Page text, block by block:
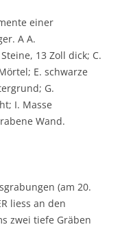
einer
A A.
13 Zoll dick; C.
E. schwarze
G.
I. Masse
Wand.
(am 20.
liess an den
zwei tiefe Gräben